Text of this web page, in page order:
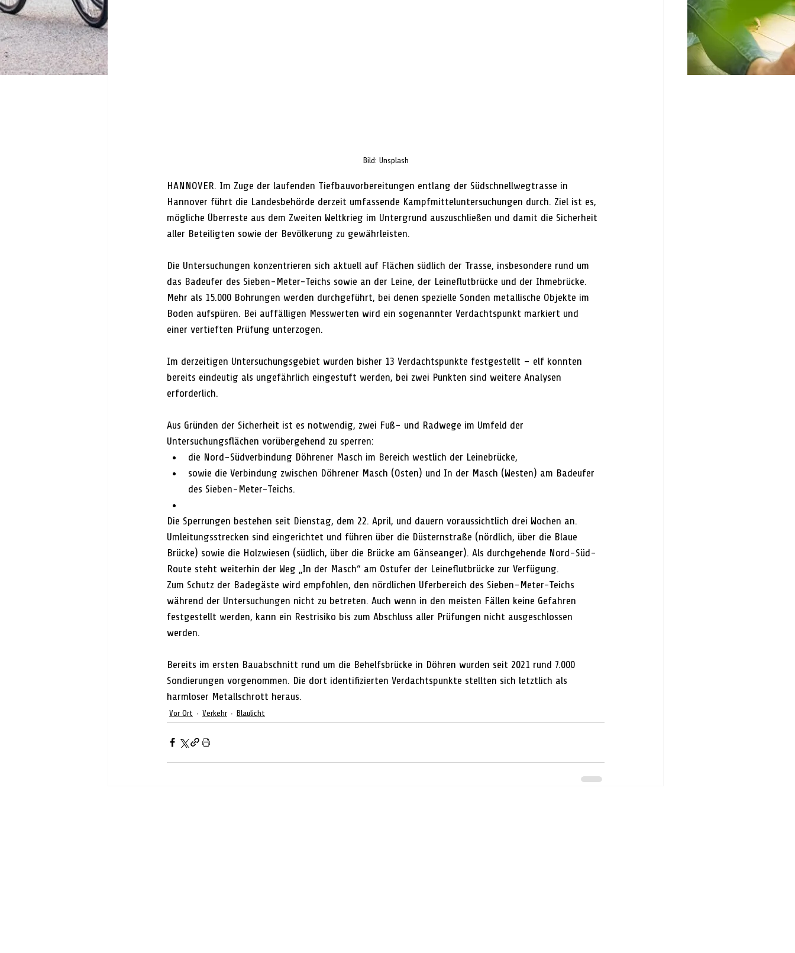
Bild: Unsplash
HANNOVER. Im Zuge der laufenden Tiefbauvorbereitungen entlang der Südschnellwegtrasse in
Hannover führt die Landesbehörde derzeit umfassende Kampfmitteluntersuchungen durch. Ziel ist es,
mögliche Überreste aus dem Zweiten Weltkrieg im Untergrund auszuschließen und damit die Sicherheit
aller Beteiligten sowie der Bevölkerung zu gewährleisten.
Die Untersuchungen konzentrieren sich aktuell auf Flächen südlich der Trasse, insbesondere rund um
das Badeufer des Sieben-Meter-Teichs sowie an der Leine, der Leineflutbrücke und der Ihmebrücke.
Mehr als 15.000 Bohrungen werden durchgeführt, bei denen spezielle Sonden metallische Objekte im
Boden aufspüren. Bei auffälligen Messwerten wird ein sogenannter Verdachtspunkt markiert und
einer vertieften Prüfung unterzogen.
Im derzeitigen Untersuchungsgebiet wurden bisher 13 Verdachtspunkte festgestellt – elf konnten
bereits eindeutig als ungefährlich eingestuft werden, bei zwei Punkten sind weitere Analysen
erforderlich.
Aus Gründen der Sicherheit ist es notwendig, zwei Fuß- und Radwege im Umfeld der
Untersuchungsflächen vorübergehend zu sperren:
die Nord-Südverbindung Döhrener Masch im Bereich westlich der Leinebrücke,
sowie die Verbindung zwischen Döhrener Masch (Osten) und In der Masch (Westen) am Badeufer
des Sieben-Meter-Teichs.
Die Sperrungen bestehen seit Dienstag, dem 22. April, und dauern voraussichtlich drei Wochen an.
Umleitungsstrecken sind eingerichtet und führen über die Düsternstraße (nördlich, über die Blaue
Brücke) sowie die Holzwiesen (südlich, über die Brücke am Gänseanger). Als durchgehende Nord-Süd-
Route steht weiterhin der Weg „In der Masch“ am Ostufer der Leineflutbrücke zur Verfügung.
Zum Schutz der Badegäste wird empfohlen, den nördlichen Uferbereich des Sieben-Meter-Teichs
während der Untersuchungen nicht zu betreten. Auch wenn in den meisten Fällen keine Gefahren
festgestellt werden, kann ein Restrisiko bis zum Abschluss aller Prüfungen nicht ausgeschlossen
werden.
Bereits im ersten Bauabschnitt rund um die Behelfsbrücke in Döhren wurden seit 2021 rund 7.000
Sondierungen vorgenommen. Die dort identifizierten Verdachtspunkte stellten sich letztlich als
harmloser Metallschrott heraus.
Vor Ort Verkehr Blaulicht